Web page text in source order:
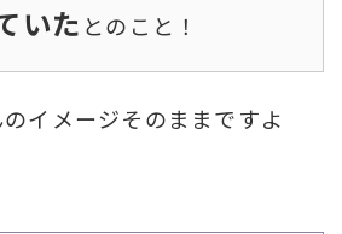
いた とのこと！
イメージそのままですよ